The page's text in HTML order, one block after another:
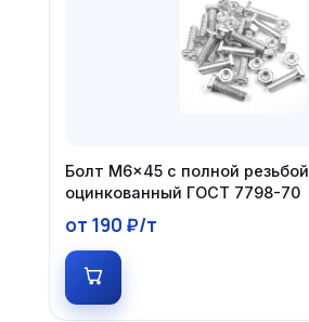
Болт М6×45 с полной резьбой
оцинкованный ГОСТ 7798-70
от 190 ₽/т